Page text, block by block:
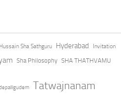
Hussain Sha Sathguru Hyderabad Invitation
Sha Philosophy SHA THATHVAMU
Tatwajnanam